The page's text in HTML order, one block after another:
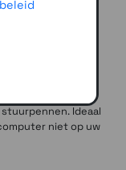
die
Ideaal
niet op uw